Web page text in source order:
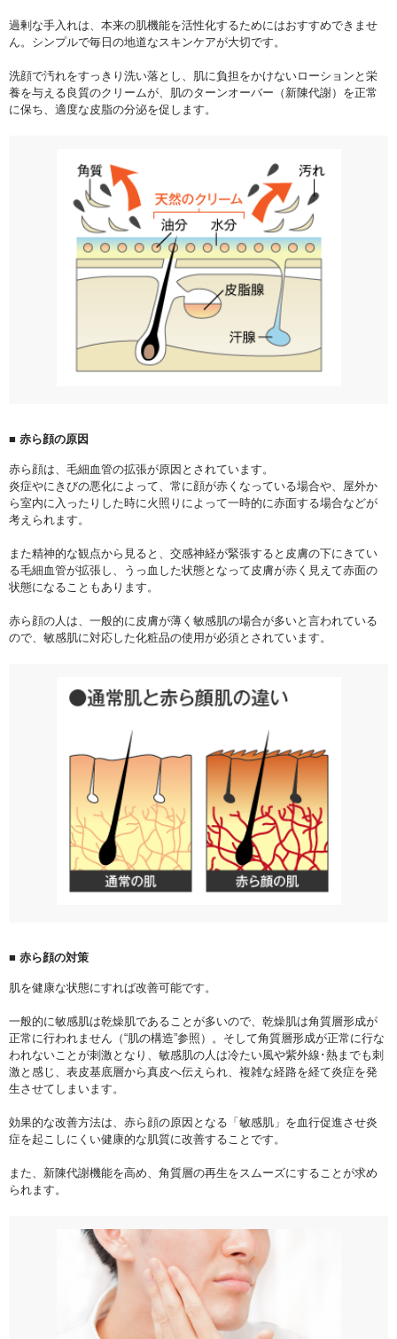
過剰な手入れは、本来の肌機能を活性化するためにはおすすめできませ
ん。シンプルで毎日の地道なスキンケアが大切です。
洗顔で汚れをすっきり洗い落とし、肌に負担をかけないローションと栄
養を与える良質のクリームが、肌のターンオーバー（新陳代謝）を正常
に保ち、適度な皮脂の分泌を促します。
■ 赤ら顔の原因
赤ら顔は、毛細血管の拡張が原因とされています。
炎症やにきびの悪化によって、常に顔が赤くなっている場合や、屋外か
ら室内に入ったりした時に火照りによって一時的に赤面する場合などが
考えられます。
また精神的な観点から見ると、交感神経が緊張すると皮膚の下にきてい
る毛細血管が拡張し、うっ血した状態となって皮膚が赤く見えて赤面の
状態になることもあります。
赤ら顔の人は、一般的に皮膚が薄く敏感肌の場合が多いと言われている
ので、敏感肌に対応した化粧品の使用が必須とされています。
■ 赤ら顔の対策
肌を健康な状態にすれば改善可能です。
一般的に敏感肌は乾燥肌であることが多いので、乾燥肌は角質層形成が
正常に行われません（“肌の構造”参照）。そして角質層形成が正常に行な
われないことが刺激となり、敏感肌の人は冷たい風や紫外線･熱までも刺
激と感じ、表皮基底層から真皮へ伝えられ、複雑な経路を経て炎症を発
生させてしまいます。
効果的な改善方法は、赤ら顔の原因となる「敏感肌」を血行促進させ炎
症を起こしにくい健康的な肌質に改善することです。
また、新陳代謝機能を高め、角質層の再生をスムーズにすることが求め
られます。